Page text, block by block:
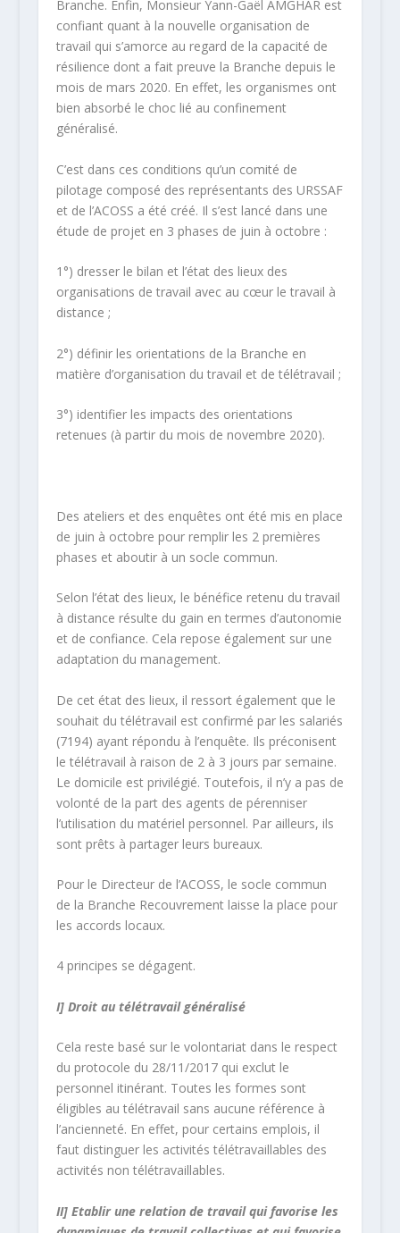
Branche. Enfin, Monsieur Yann-Gaël AMGHAR est
confiant quant à la nouvelle organisation de
travail qui s’amorce au regard de la capacité de
résilience dont a fait preuve la Branche depuis le
mois de mars 2020. En effet, les organismes ont
bien absorbé le choc lié au confinement
généralisé.
C’est dans ces conditions qu’un comité de
pilotage composé des représentants des URSSAF
et de l’ACOSS a été créé. Il s’est lancé dans une
étude de projet en 3 phases de juin à octobre :
1°) dresser le bilan et l’état des lieux des
organisations de travail avec au cœur le travail à
distance ;
2°) définir les orientations de la Branche en
matière d’organisation du travail et de télétravail ;
3°) identifier les impacts des orientations
retenues (à partir du mois de novembre 2020).
Des ateliers et des enquêtes ont été mis en place
de juin à octobre pour remplir les 2 premières
phases et aboutir à un socle commun.
Selon l’état des lieux, le bénéfice retenu du travail
à distance résulte du gain en termes d’autonomie
et de confiance. Cela repose également sur une
adaptation du management.
De cet état des lieux, il ressort également que le
souhait du télétravail est confirmé par les salariés
(7194) ayant répondu à l’enquête. Ils préconisent
le télétravail à raison de 2 à 3 jours par semaine.
Le domicile est privilégié. Toutefois, il n’y a pas de
volonté de la part des agents de pérenniser
l’utilisation du matériel personnel. Par ailleurs, ils
sont prêts à partager leurs bureaux.
Pour le Directeur de l’ACOSS, le socle commun
de la Branche Recouvrement laisse la place pour
les accords locaux.
4 principes se dégagent.
I] Droit au télétravail généralisé
Cela reste basé sur le volontariat dans le respect
du protocole du 28/11/2017 qui exclut le
personnel itinérant. Toutes les formes sont
éligibles au télétravail sans aucune référence à
l’ancienneté. En effet, pour certains emplois, il
faut distinguer les activités télétravaillables des
activités non télétravaillables.
II] Etablir une relation de travail qui favorise les